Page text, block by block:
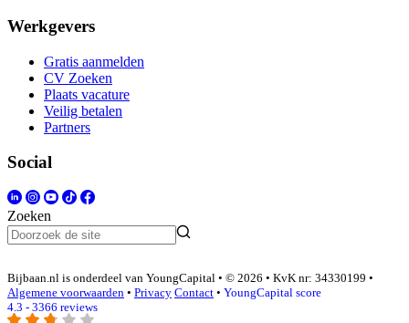
Werkgevers
Gratis aanmelden
CV Zoeken
Plaats vacature
Veilig betalen
Partners
Social
Zoeken
Bijbaan.nl is onderdeel van YoungCapital • © 2026 • KvK nr: 34330199 •
Algemene voorwaarden • Privacy Contact • YoungCapital score
4.3 - 3366 reviews